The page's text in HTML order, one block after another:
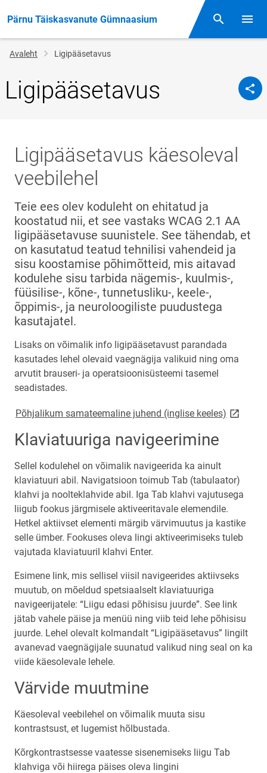
Pärnu Täiskasvanute Gümnaasium Otsing
Jälglink
Avaleht Ligipääsetavus
Ligipääsetavus
Ligipääsetavus käesoleval
veebilehel
Teie ees olev koduleht on ehitatud ja
koostatud nii, et see vastaks WCAG 2.1 AA
ligipääsetavuse suunistele. See tähendab, et
on kasutatud teatud tehnilisi vahendeid ja
sisu koostamise põhimõtteid, mis aitavad
kodulehe sisu tarbida nägemis-, kuulmis-,
füüsilise-, kõne-, tunnetusliku-, keele-,
õppimis-, ja neuroloogiliste puudustega
kasutajatel.
Lisaks on võimalik info ligipääsetavust parandada
kasutades lehel olevaid vaegnägija valikuid ning oma
arvutit brauseri- ja operatsioonisüsteemi tasemel
seadistades.
Põhjalikum samateemaline juhend (inglise keeles) link
Klaviatuuriga navigeerimine
Sellel kodulehel on võimalik navigeerida ka ainult
klaviatuuri abil. Navigatsioon toimub Tab (tabulaator)
klahvi ja noolteklahvide abil. Iga Tab klahvi vajutusega
liigub fookus järgmisele aktiveeritavale elemendile.
Hetkel aktiivset elementi märgib värvimuutus ja kastike
selle ümber. Fookuses oleva lingi aktiveerimiseks tuleb
vajutada klaviatuuril klahvi Enter.
Esimene link, mis sellisel viisil navigeerides aktiivseks
muutub, on mõeldud spetsiaalselt klaviatuuriga
navigeerijatele: “Liigu edasi põhisisu juurde”. See link
jätab vahele päise ja menüü ning viib teid lehe põhisisu
juurde. Lehel olevalt kolmandalt “Ligipääsetavus” lingilt
avanevad vaegnägijale suunatud valikud ning seal on ka
viide käesolevale lehele.
Värvide muutmine
Käesoleval veebilehel on võimalik muuta sisu
kontrastsust, et lugemist hõlbustada.
Kõrgkontrastsesse vaatesse sisenemiseks liigu Tab
klahviga või hiirega päises oleva lingini